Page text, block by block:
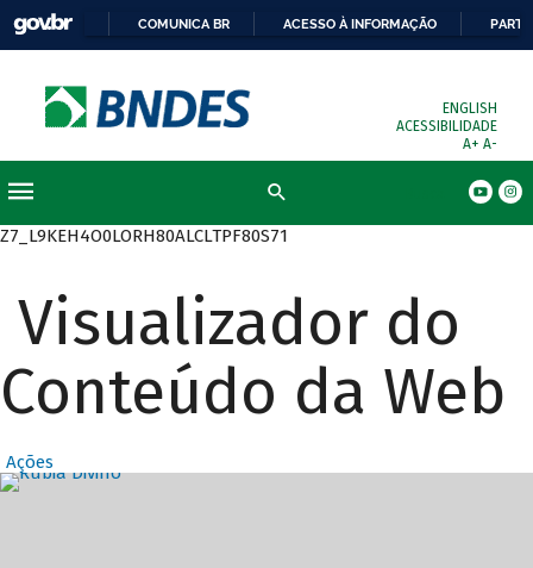
COMUNICA BR ACESSO À INFORMAÇÃO
ENGLISH
ACESSIBILIDADE
A+ A-
Z7_L9KEH4O0LORH80ALCLTPF80S71
Visualizador do
Conteúdo da Web
Ações
Destaques